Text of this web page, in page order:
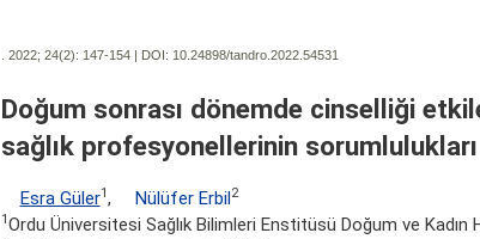
. 2022; 24(2): 147-154 | DOI: 10.24898/tandro.2022.54531
Doğum sonrası dönemde cinselliği
sağlık profesyonellerinin sorumlulukları
Esra Güler1 , Nülüfer Erbil2
1 Ordu Üniversitesi Sağlık Bilimleri Enstitüsü Doğum ve Kadın